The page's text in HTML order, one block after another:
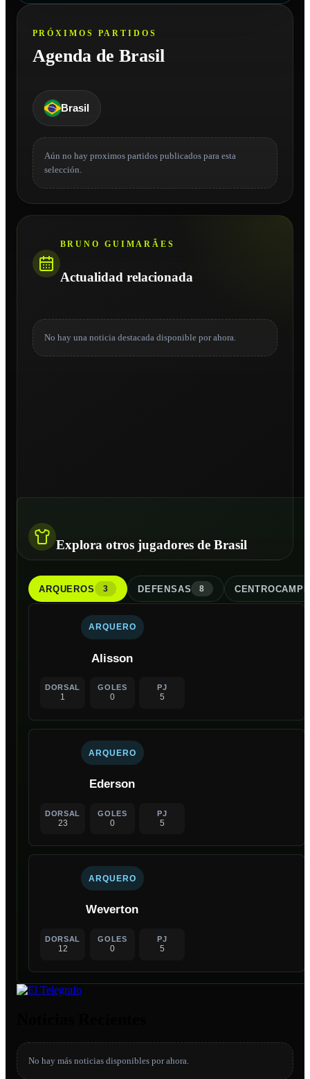
PRÓXIMOS PARTIDOS
Agenda de Brasil
Brasil
Aún no hay proximos partidos publicados para esta
selección.
BRUNO GUIMARÃES
Actualidad relacionada
No hay una noticia destacada disponible por ahora.
Explora otros jugadores de Brasil
ARQUEROS 3 DEFENSAS 8
ARQUERO
Alisson
DORSAL
1
GOLES
0
PJ
5
ARQUERO
Ederson
DORSAL
23
GOLES
0
PJ
5
ARQUERO
Weverton
DORSAL
12
GOLES
0
PJ
5
No hay más noticias disponibles por ahora.